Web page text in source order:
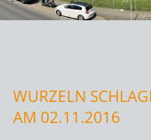
WURZELN
AM 02.11.2016